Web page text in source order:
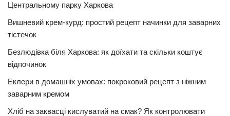
Центральному парку Харкова
Вишневий крем-курд: простий рецепт начинки для заварних
тістечок
Безлюдівка біля Харкова: як доїхати та скільки коштує
відпочинок
Еклери в домашніх умовах: покроковий рецепт з ніжним
заварним кремом
Хліб на заквасці кислуватий на смак? Як контролювати